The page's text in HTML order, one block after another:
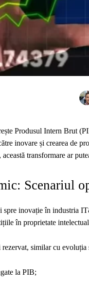
Produsul Intern Brut
inovare și crearea de
transformare ar
Scenariul
spre inovație în industria
în proprietate
similar cu
la PIB;